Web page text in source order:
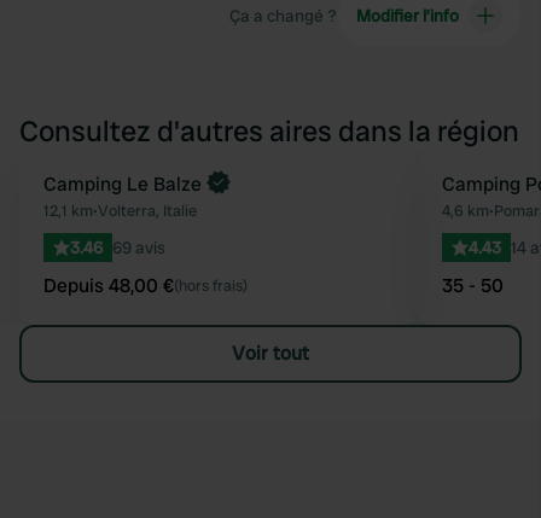
Ça a changé ? Modifier l’info
Consultez d'autres aires dans la région
Préféré
Reserve maintenant
Camping Le Balze
12,1 km•Volterra, Italie
3.46 69 avis
Depuis 48,00 €(hors frais)
Camping
4,6 km•
4.43 14
35 - 50
Voir tout